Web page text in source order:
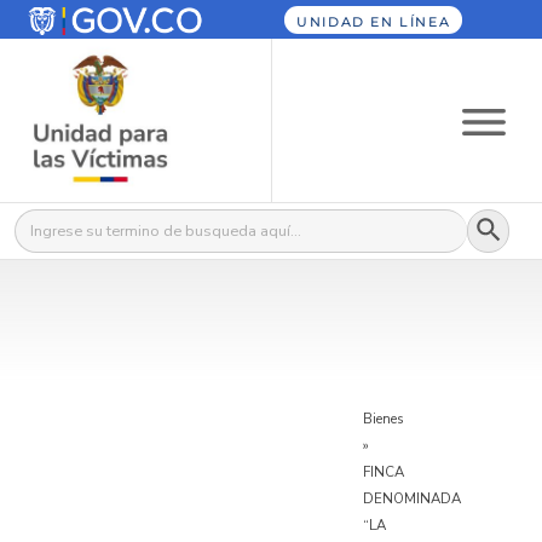
UNIDAD EN LÍNEA
Buscar: Botón
Bienes
»
FINCA
DENOMINADA
“LA